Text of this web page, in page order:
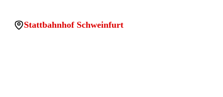
Stattbahnhof Schweinfurt